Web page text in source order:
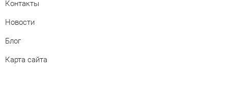
Контакты
Новости
Блог
Карта сайта